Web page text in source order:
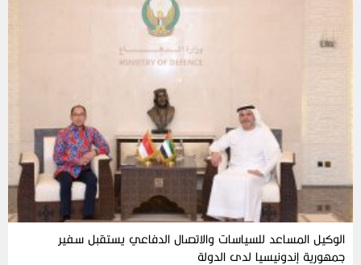
الوكيل المساعد للسياسات والاتصال الدفاعي يستقبل سفير
جمهورية إندونيسيا لدى الدولة